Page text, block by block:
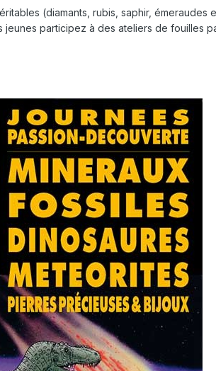
(diamants, rubis, saphir, émeraudes
participez à des ateliers de fouilles